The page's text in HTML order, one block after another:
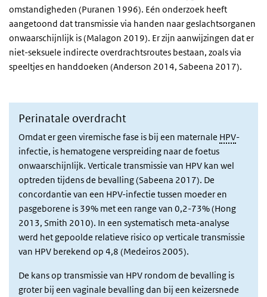
omstandigheden (Puranen 1996). Eén onderzoek heeft
aangetoond dat transmissie via handen naar geslachtsorganen
onwaarschijnlijk is (Malagon 2019). Er zijn aanwijzingen dat er
niet-seksuele indirecte overdrachtsroutes bestaan, zoals via
speeltjes en handdoeken (Anderson 2014, Sabeena 2017).
Perinatale overdracht
Omdat er geen viremische fase is bij een maternale HPV-
infectie, is hematogene verspreiding naar de foetus
onwaarschijnlijk. Verticale transmissie van HPV kan wel
optreden tijdens de bevalling (Sabeena 2017). De
concordantie van een HPV-infectie tussen moeder en
pasgeborene is 39% met een range van 0,2-73% (Hong
2013, Smith 2010). In een systematisch meta-analyse
werd het gepoolde relatieve risico op verticale transmissie
van HPV berekend op 4,8 (Medeiros 2005).
De kans op transmissie van HPV rondom de bevalling is
groter bij een vaginale bevalling dan bij een keizersnede